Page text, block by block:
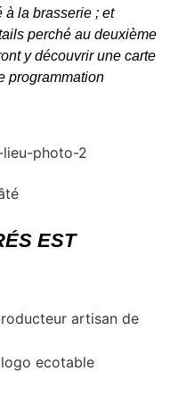
à la brasserie ; et
perché au deuxième
y découvrir une carte
programmation
EST